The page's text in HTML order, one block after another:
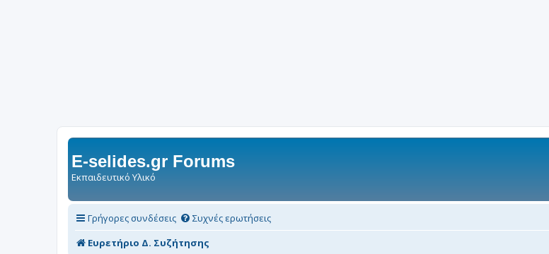
E-selides.gr Forums
Εκπαιδευτικό Υλικό
Γρήγορες συνδέσεις Συχνές ερωτήσεις
Ευρετήριο Δ. Συζήτησης